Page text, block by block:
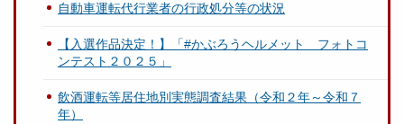
自動車運転代行業者の行政処分等の状況
【入選作品決定！】「#かぶろうヘルメット フォトコ
ンテスト２０２５」
飲酒運転等居住地別実態調査結果（令和２年～令和７
年）